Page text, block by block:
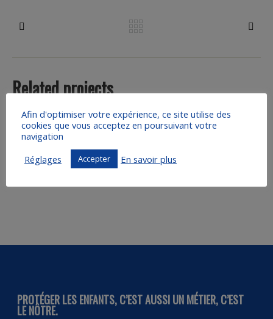
PREV NEXT
Related projects
PROTÉGER LES ENFANTS, C’EST AUSSI UN MÉTIER, C’EST
LE NÔTRE.
Afin d'optimiser votre expérience, ce site utilise des
cookies que vous acceptez en poursuivant votre
navigation
Réglages
Accepter En savoir plus